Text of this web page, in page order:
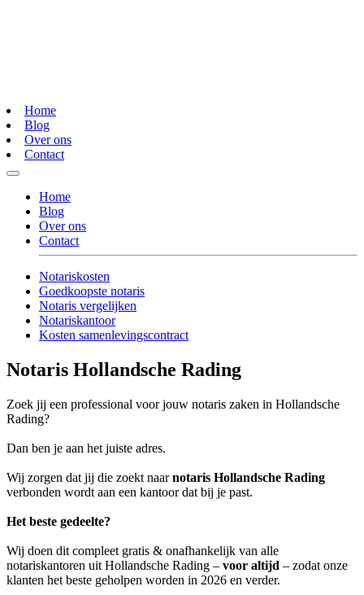
Home
Blog
Over ons
Contact
Home
Blog
Over ons
Contact
Notariskosten
Goedkoopste notaris
Notaris vergelijken
Notariskantoor
Kosten samenlevingscontract
Notaris Hollandsche Rading
Zoek jij een professional voor jouw notaris zaken in Hollandsche
Rading?
Dan ben je aan het juiste adres.
Wij zorgen dat jij die zoekt naarnotaris Hollandsche Rading
verbonden wordt aan een kantoor dat bij je past.
Het beste gedeelte?
Wij doen dit compleet gratis & onafhankelijk van alle
notariskantoren uit Hollandsche Rading – voor altijd – zodat onze
klanten het beste geholpen worden in 2026 en verder.